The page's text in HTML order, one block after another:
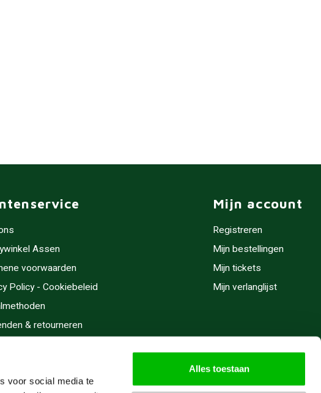
voor social media te
Alles toestaan
Assen
voorwaarden
Policy - Cookiebeleid
& retourneren
Mijn account
Registreren
Mijn bestellingen
Mijn tickets
Mijn verlanglijst